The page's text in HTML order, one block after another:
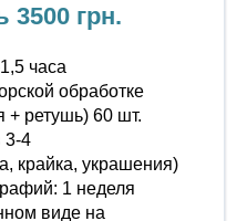
3500 грн.
часа
обработке
+ ретушь) 60 шт.
3-4
крайка, украшения)
1 неделя
виде на